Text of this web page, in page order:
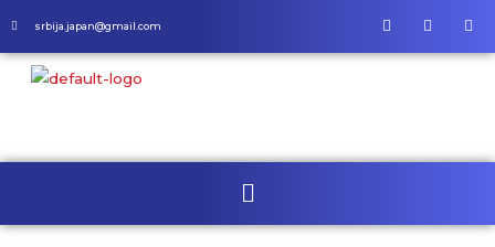
srbija.japan@gmail.com